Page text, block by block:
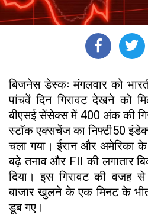
बिजनेस डेस्कः मंगलवार को
पांचवें दिन गिरावट देखने को
बीएसई सेंसेक्स में 400 अंक की
स्टॉक एक्सचेंज का निफ्टी50
चला गया। ईरान और अमेरिका
बढ़े तनाव और FII की लगातार
दिया। इस गिरावट की वजह
बाजार खुलने के एक मिनट के
डूब गए।